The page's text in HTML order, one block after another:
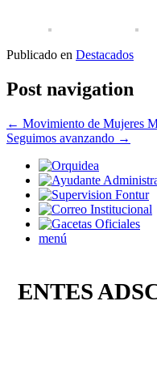
Publicado en Destacados
Post navigation
← Movimiento de Mujeres
Seguimos avanzando →
menú
ENTES